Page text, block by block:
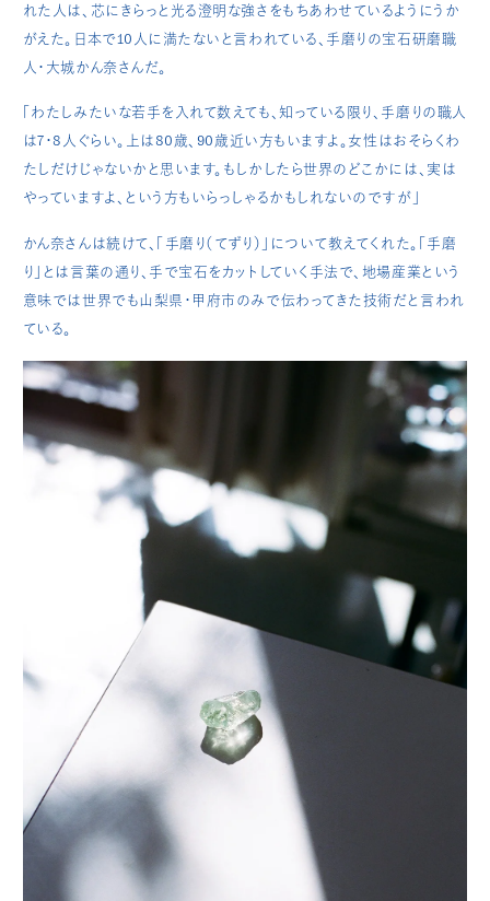
れた人は、芯にきらっと光る澄明な強さをもちあわせているようにうか
がえた。日本で10人に満たないと言われている、手磨りの宝石研磨職
人・大城かん奈さんだ。
「わたしみたいな若手を入れて数えても、知っている限り、手磨りの職人
は7・8人ぐらい。上は80歳、90歳近い方もいますよ。女性はおそらくわ
たしだけじゃないかと思います。もしかしたら世界のどこかには、実は
やっていますよ、という方もいらっしゃるかもしれないのですが」
かん奈さんは続けて、「手磨り（てずり）」について教えてくれた。「手磨
り」とは言葉の通り、手で宝石をカットしていく手法で、地場産業という
意味では世界でも山梨県・甲府市のみで伝わってきた技術だと言われ
ている。